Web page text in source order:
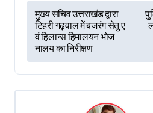
P
o
s
t
n
मुख्य सचिव उत्तराखंड द्वारा
टिहरी गढ़वाल में बजरंग सेतु ए
वं हिलान्स हिमालयन भोज
नालय का निरीक्षण